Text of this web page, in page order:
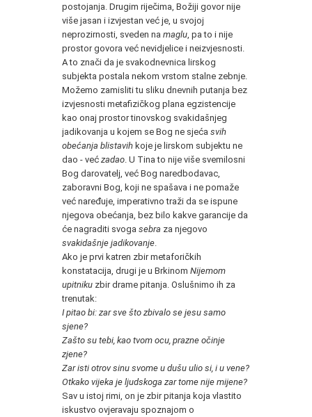
postojanja. Drugim riječima, Božiji govor nije
više jasan i izvjestan već je, u svojoj
neprozirnosti, sveden na maglu , pa to i nije
prostor govora već nevidjelice i neizvjesnosti.
A to znači da je svakodnevnica lirskog
subjekta postala nekom vrstom stalne zebnje.
Možemo zamisliti tu sliku dnevnih putanja bez
izvjesnosti metafizičkog plana egzistencije
kao onaj prostor tinovskog svakidašnjeg
jadikovanja u kojem se Bog ne sjeća svih
obećanja blistavih koje je lirskom subjektu ne
dao - već zadao . U Tina to nije više svemilosni
Bog darovatelj, već Bog naredbodavac,
zaboravni Bog, koji ne spašava i ne pomaže
već naređuje, imperativno traži da se ispune
njegova obećanja, bez bilo kakve garancije da
će nagraditi svoga sebra za njegovo
svakidašnje jadikovanje
Ako je prvi katren zbir metaforičkih
konstatacija, drugi je u Brkinom Nijemom
upitniku zbir drame pitanja. Oslušnimo ih za
trenutak:
I pitao bi: zar sve što zbivalo se jesu samo
sjene?
Zašto su tebi, kao tvom ocu, prazne očinje
zjene?
Zar isti otrov sinu svome u dušu ulio si, i u vene?
Otkako vijeka je ljudskoga zar tome nije mijene?
Sav u istoj rimi, on je zbir pitanja koja vlastito
iskustvo ovjeravaju spoznajom o